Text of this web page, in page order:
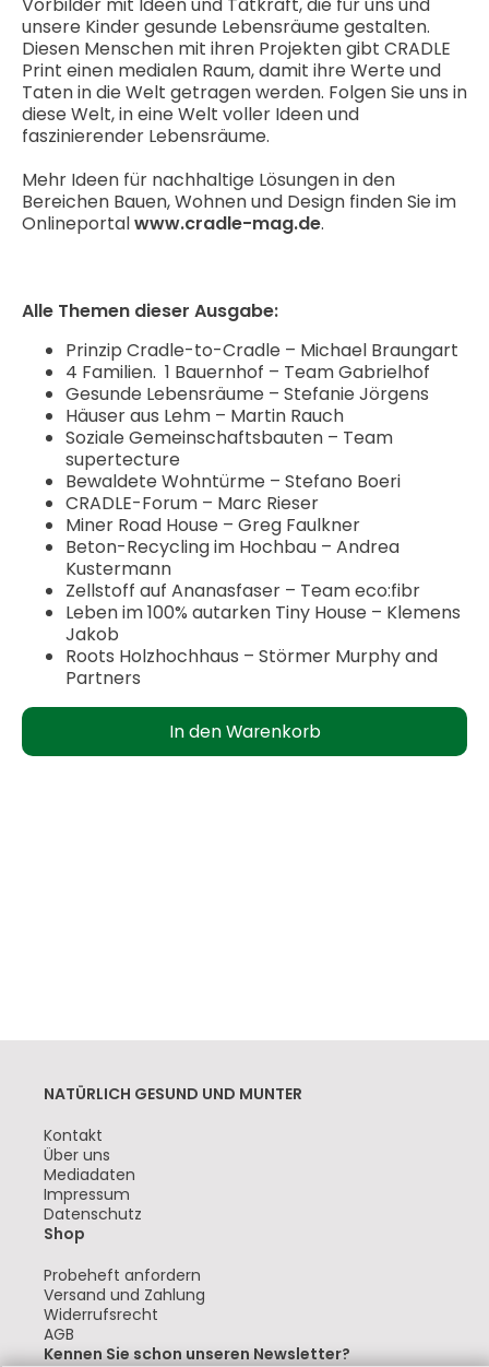
Vorbilder mit Ideen und Tatkraft, die für uns und
unsere Kinder gesunde Lebensräume gestalten.
Diesen Menschen mit ihren Projekten gibt CRADLE
Print einen medialen Raum, damit ihre Werte und
Taten in die Welt getragen werden. Folgen Sie uns in
diese Welt, in eine Welt voller Ideen und
faszinierender Lebensräume.
Mehr Ideen für nachhaltige Lösungen in den
Bereichen Bauen, Wohnen und Design finden Sie im
Onlineportalwww.cradle-mag.de.
Alle Themen dieser Ausgabe:
Prinzip Cradle-to-Cradle – Michael Braungart
4 Familien. 1 Bauernhof – Team Gabrielhof
Gesunde Lebensräume – Stefanie Jörgens
Häuser aus Lehm – Martin Rauch
Soziale Gemeinschaftsbauten – Team
supertecture
Bewaldete Wohntürme – Stefano Boeri
CRADLE-Forum – Marc Rieser
Miner Road House – Greg Faulkner
Beton-Recycling im Hochbau – Andrea
Kustermann
Zellstoff auf Ananasfaser – Team eco:fibr
Leben im 100% autarken Tiny House – Klemens
Jakob
Roots Holzhochhaus – Störmer Murphy and
Partners
NATÜRLICH GESUND UND MUNTER
Navigation
überspringen
Kontakt
Über uns
Mediadaten
Impressum
Datenschutz
Shop
Navigation
überspringen
Probeheft anfordern
Versand und Zahlung
Widerrufsrecht
AGB
Kennen Sie schon unseren Newsletter?